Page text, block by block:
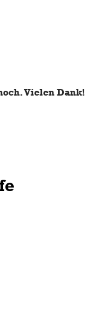
Vielen Dank!